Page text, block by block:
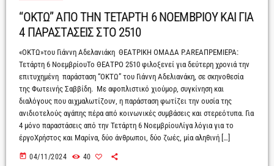
“ΟΚΤΩ” ΑΠΟ ΤΗΝ ΤΕΤΑΡΤΗ 6 ΝΟΕΜΒΡΙΟΥ ΚΑΙ ΓΙΑ
4 ΠΑΡΑΣΤΑΣΕΙΣ ΣΤΟ 2510
«ΟΚΤΩ»του Γιάννη Αδελανιάκη ΘΕΑΤΡΙΚΗ ΟΜΑΔΑ P.AREAΠΡΕΜΙΕΡΑ:
Τετάρτη 6 ΝοεμβρίουΤο ΘΕΑΤΡΟ 2510 φιλοξενεί για δεύτερη χρονιά την
επιτυχημένη παράσταση “ΟΚΤΩ” του Γιάννη Αδελιανάκη, σε σκηνοθεσία
της Φωτεινής Σαββίδη. Με αφοπλιστικό χιούμορ, συγκίνηση και
διαλόγους που αιχμαλωτίζουν, η παράσταση φωτίζει την ουσία της
ανιδιοτελούς αγάπης πέρα από κοινωνικές συμβάσεις και στερεότυπα. Για
4 μόνο παραστάσεις από την Τετάρτη 6 ΝοεμβρίουΛίγα λόγια για το
έργοΧρήστος και Μαρίνα, δύο άνθρωποι, δύο ζωές, μία αληθινή […]
today 04/11/2024 40